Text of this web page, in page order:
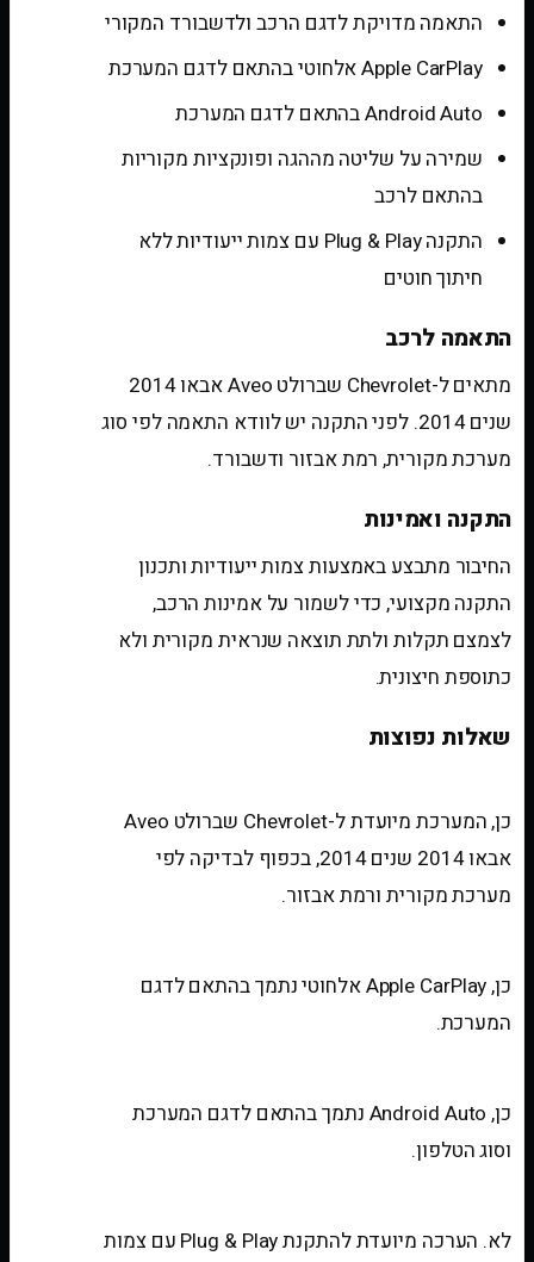
התאמה מדויקת לדגם הרכב ולדשבורד המקורי
Apple CarPlay אלחוטי בהתאם לדגם המערכת
Android Auto בהתאם לדגם המערכת
שמירה על שליטה מההגה ופונקציות מקוריות
בהתאם לרכב
התקנה Plug & Play עם צמות ייעודיות ללא
חיתוך חוטים
התאמה לרכב
מתאים ל-Chevrolet שברולט Aveo אבאו 2014
שנים 2014. לפני התקנה יש לוודא התאמה לפי סוג
מערכת מקורית, רמת אבזור ודשבורד.
התקנה ואמינות
החיבור מתבצע באמצעות צמות ייעודיות ותכנון
התקנה מקצועי, כדי לשמור על אמינות הרכב,
לצמצם תקלות ולתת תוצאה שנראית מקורית ולא
כתוספת חיצונית.
שאלות נפוצות
כן, המערכת מיועדת ל-Chevrolet שברולט Aveo
אבאו 2014 שנים 2014, בכפוף לבדיקה לפי
מערכת מקורית ורמת אבזור.
כן, Apple CarPlay אלחוטי נתמך בהתאם לדגם
המערכת.
כן, Android Auto נתמך בהתאם לדגם המערכת
וסוג הטלפון.
לא. הערכה מיועדת להתקנת Plug & Play עם צמות